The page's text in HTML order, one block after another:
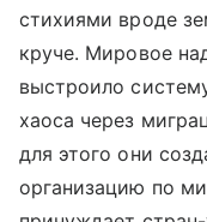
стихиями вроде
круче. Мировое
выстроило
хаоса через
для этого они
организацию по